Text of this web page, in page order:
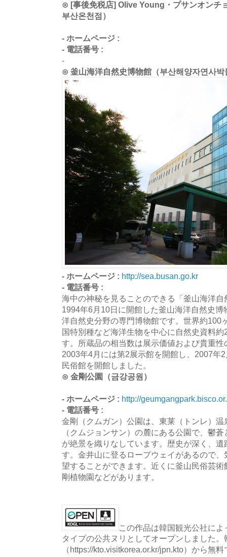
⊙ [事後免税店] Olive Young・プサンオンチ
부산온천점）
- ホームページ :
- 電話番号 :
-
⊙ 釜山海洋自然史博物館（부산해양자연사박
- ホームページ : http://sea.busan.go.kr
- 電話番号 :
海中の神秘を見ることのできる「釜山海洋自
1994年6月10日に開館した釜山海洋自然史
洋自然史分野の専門博物館です。世界約100
国特別種など海洋生物を中心に自然史資料
す。所蔵品の相当数は展示価値および貴重
2003年4月には第2展示館を開館し、2007年
民俗館を開館しました。
⊙ 金剛公園（금강공원）
- ホームページ : http://
- 電話番号 :
金剛（クムガン）公園は、東莱（トンレ）
（クムジョンサン）の麓にある公園で、鬱
が絶景を織りなしています。歴史が深く、
す。金井山に登るロープウェイがあるので
望することができます。近くに釜山民俗芸
剛植物園などがあります。
この作品は韓国観光公社に
タイプの公共ヌリとしてオープンしました。
（https://kto.visitkorea.or.kr/jpn.kto）から無